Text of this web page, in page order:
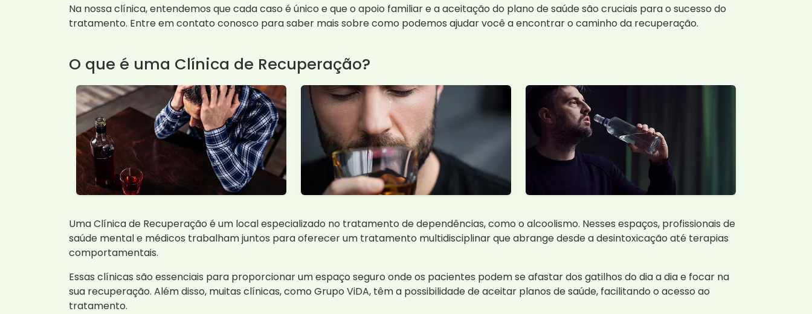
Na nossa clínica, entendemos que cada caso é único e que o apoio familiar e a aceitação do plano de saúde são cruciais para o sucesso do
tratamento. Entre em contato conosco para saber mais sobre como podemos ajudar você a encontrar o caminho da recuperação.
O que é uma Clínica de Recuperação?
Uma Clínica de Recuperação é um local especializado no tratamento de dependências, como o alcoolismo. Nesses espaços, profissionais de
saúde mental e médicos trabalham juntos para oferecer um tratamento multidisciplinar que abrange desde a desintoxicação até terapias
comportamentais.
Essas clínicas são essenciais para proporcionar um espaço seguro onde os pacientes podem se afastar dos gatilhos do dia a dia e focar na
sua recuperação. Além disso, muitas clínicas, como Grupo ViDA, têm a possibilidade de aceitar planos de saúde, facilitando o acesso ao
tratamento.